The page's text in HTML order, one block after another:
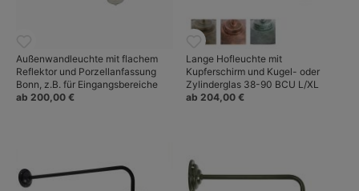
Außenwandleuchte mit flachem
Reflektor und Porzellanfassung
Bonn, z.B. für Eingangsbereiche
ab 200,00 €
Lange Hofleuchte mit
Kupferschirm und Kugel- oder
Zylinderglas 38-90 BCU L/XL
ab 204,00 €